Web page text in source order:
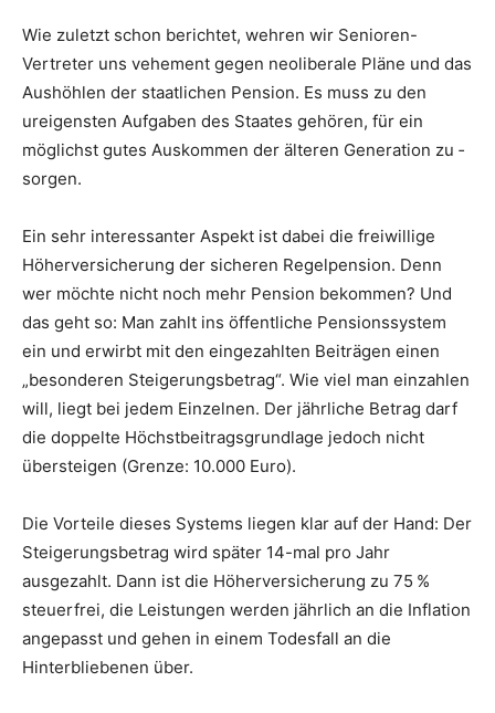
Wie zuletzt schon berichtet, wehren wir Senioren-
Vertreter uns vehement gegen neoliberale Pläne und das
Aushöhlen der staatlichen Pension. Es muss zu den
ureigensten Aufgaben des Staates ­gehören, für ein
möglichst gutes Auskommen der ­älteren Gene­ration zu ­
sorgen.
Ein sehr interessanter ­Aspekt ist dabei die freiwillige
Höherversicherung der sicheren Regelpension. Denn
wer möchte nicht noch mehr Pension bekommen? Und
das geht so: Man zahlt ins öffent­liche Pensionssystem
ein und erwirbt mit den eingezahlten Beiträgen einen
„besonderen Steigerungsbetrag“. Wie viel man einzahlen
will, liegt bei jedem Einzelnen. Der jährliche Betrag darf
die doppelte Höchstbeitragsgrundlage jedoch nicht
übersteigen (Grenze: 10.000 Euro).
Die Vorteile dieses Systems liegen klar auf der Hand: Der
Steigerungs­betrag wird später 14-mal pro Jahr
ausgezahlt. Dann ist die Höherversicherung zu 75 %
steuerfrei, die Leistungen werden jährlich an die Inflation
angepasst und gehen in einem Todesfall an die
Hinterbliebenen über.